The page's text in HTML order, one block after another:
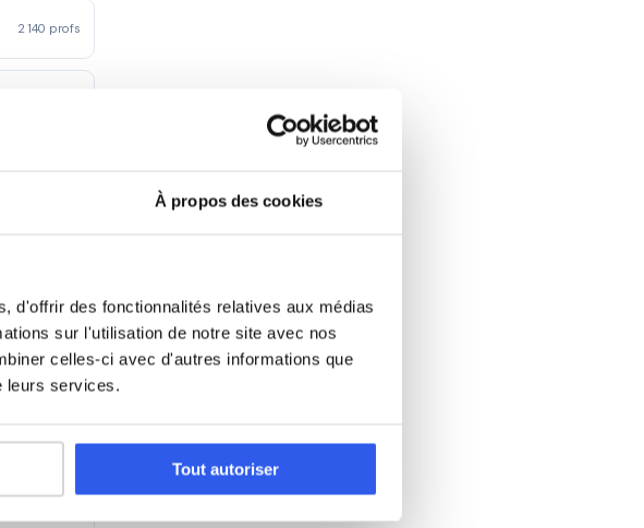
À propos des cookies
d'offrir des fonctionnalités relatives aux médias
sur l'utilisation de notre site avec nos
celles-ci avec d'autres informations que
leurs services.
Tout autoriser
2 140 profs